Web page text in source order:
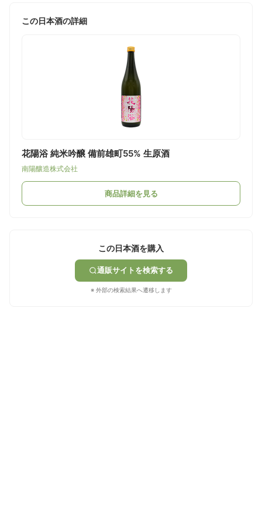
この日本酒の詳細
花陽浴 純米吟醸 備前雄町55% 生原酒
南陽釀造株式会社
商品詳細を見る
この日本酒を購入
通販サイトを検索する
※ 外部の検索結果へ遷移します